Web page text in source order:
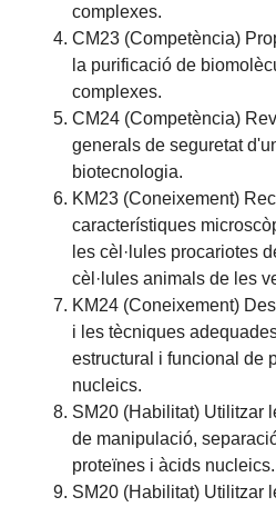
complexes.
CM23 (Competència)
la purificació de
complexes.
CM24 (Competència)
generals de seguretat
biotecnologia.
KM23 (Coneixement)
característiques
les cèl·lules procariotes
cèl·lules animals de les
KM24 (Coneixement)
i les tècniques
estructural i funcional de
nucleics.
SM20 (Habilitat) Utilitzar
de manipulació,
proteïnes i àcids nucleics.
SM20 (Habilitat) Utilitzar